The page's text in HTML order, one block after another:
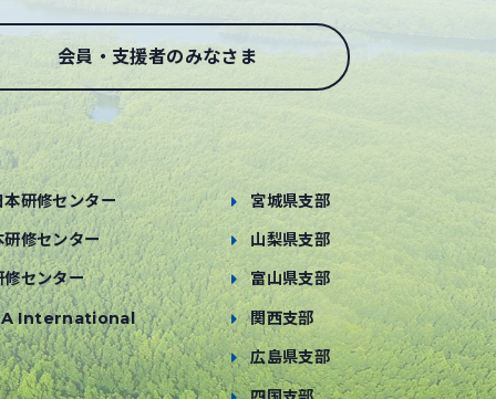
会員・支援者のみなさま
本研修センター
研修センター
修センター
International
宮城県支部
山梨県支部
富山県支部
関西支部
広島県支部